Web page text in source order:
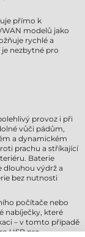
přímo k
modelů jako
rychlé a
nezbytné pro
provoz i při
vůči pádům,
a dynamickém
prachu a stříkající
Baterie
dlouhou výdrž a
bez nutnosti
počítače nebo
nabíječky, které
– v tomto případě
USB pro